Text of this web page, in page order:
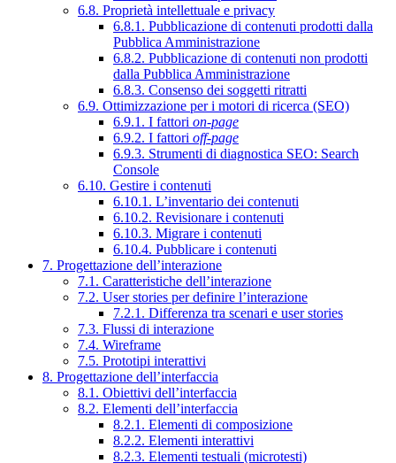
6.8. Proprietà intellettuale e privacy
6.8.1. Pubblicazione di contenuti prodotti dalla
Pubblica Amministrazione
6.8.2. Pubblicazione di contenuti non prodotti
dalla Pubblica Amministrazione
6.8.3. Consenso dei soggetti ritratti
6.9. Ottimizzazione per i motori di ricerca (SEO)
6.9.1. I fattori on-page
6.9.2. I fattori off-page
6.9.3. Strumenti di diagnostica SEO: Search
Console
6.10. Gestire i contenuti
6.10.1. L’inventario dei contenuti
6.10.2. Revisionare i contenuti
6.10.3. Migrare i contenuti
6.10.4. Pubblicare i contenuti
7. Progettazione dell’interazione
7.1. Caratteristiche dell’interazione
7.2. User stories per definire l’interazione
7.2.1. Differenza tra scenari e user stories
7.3. Flussi di interazione
7.4. Wireframe
7.5. Prototipi interattivi
8. Progettazione dell’interfaccia
8.1. Obiettivi dell’interfaccia
8.2. Elementi dell’interfaccia
8.2.1. Elementi di composizione
8.2.2. Elementi interattivi
8.2.3. Elementi testuali (microtesti)